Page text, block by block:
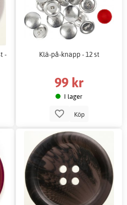
-
Klä-på-knapp - 12 st
99 kr
I lager
Köp